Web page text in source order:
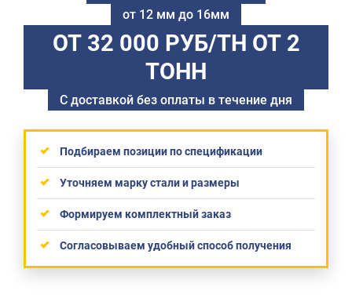
от 12 мм до 16мм
ОТ 32 000 РУБ/ТН ОТ 2
ТОНН
С доставкой без оплаты в течение дня
Подбираем позиции по спецификации
Уточняем марку стали и размеры
Формируем комплектный заказ
Согласовываем удобный способ получения